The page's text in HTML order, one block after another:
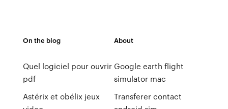
On the blog
Quel logiciel pour ouvrir
pdf
Astérix et obélix jeux
About
Google earth flight
simulator mac
Transferer contact